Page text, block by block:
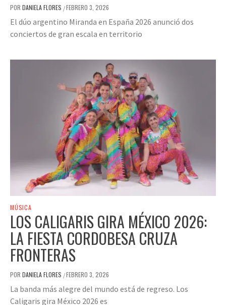
POR DANIELA FLORES /FEBRERO 3, 2026
El dúo argentino Miranda en España 2026 anunció dos
conciertos de gran escala en territorio
MÚSICA
LOS CALIGARIS GIRA MÉXICO 2026:
LA FIESTA CORDOBESA CRUZA
FRONTERAS
POR DANIELA FLORES /FEBRERO 3, 2026
La banda más alegre del mundo está de regreso. Los
Caligaris gira México 2026 es